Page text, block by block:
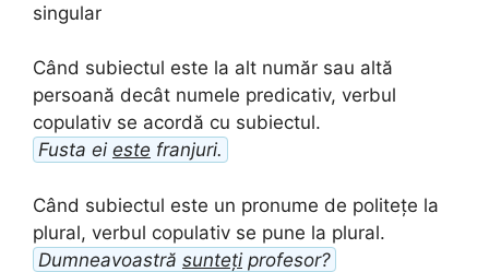
singular
Când subiectul este la alt număr sau altă
persoană decât numele predicativ, verbul
copulativ se acordă cu subiectul.
Fusta ei este franjuri.
Când subiectul este un pronume de politețe la
plural, verbul copulativ se pune la plural.
Dumneavoastră sunteți profesor?